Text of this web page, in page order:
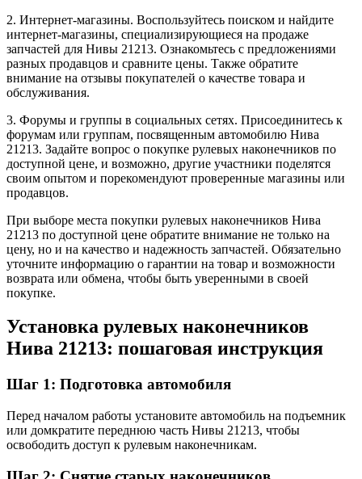
2. Интернет-магазины. Воспользуйтесь поиском и найдите
интернет-магазины, специализирующиеся на продаже
запчастей для Нивы 21213. Ознакомьтесь с предложениями
разных продавцов и сравните цены. Также обратите
внимание на отзывы покупателей о качестве товара и
обслуживания.
3. Форумы и группы в социальных сетях. Присоединитесь к
форумам или группам, посвященным автомобилю Нива
21213. Задайте вопрос о покупке рулевых наконечников по
доступной цене, и возможно, другие участники поделятся
своим опытом и порекомендуют проверенные магазины или
продавцов.
При выборе места покупки рулевых наконечников Нива
21213 по доступной цене обратите внимание не только на
цену, но и на качество и надежность запчастей. Обязательно
уточните информацию о гарантии на товар и возможности
возврата или обмена, чтобы быть уверенными в своей
покупке.
Установка рулевых наконечников
Нива 21213: пошаговая инструкция
Шаг 1: Подготовка автомобиля
Перед началом работы установите автомобиль на подъемник
или домкратите переднюю часть Нивы 21213, чтобы
освободить доступ к рулевым наконечникам.